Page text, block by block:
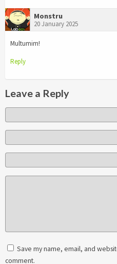
Monstru
20 January 2025
Multumim!
Reply
Leave a Reply
Save my name, email, and
comment.